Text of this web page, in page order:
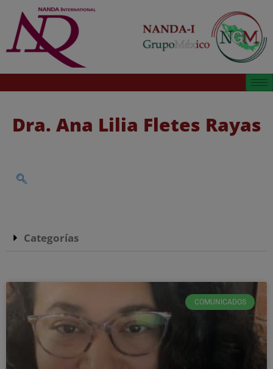
Dra. Ana Lilia Fletes Rayas
Categorías
COMUNICADOS